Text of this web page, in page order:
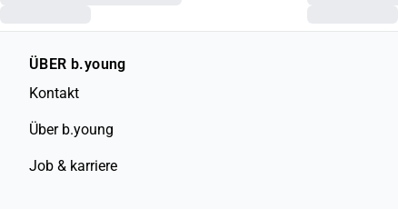
ÜBER b.young
Kontakt
Über b.young
Job & karriere